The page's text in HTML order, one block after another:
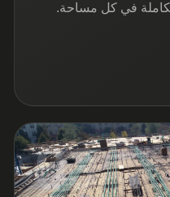
في كل مساحة.
03